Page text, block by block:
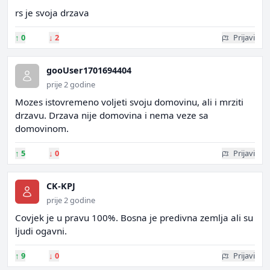
rs je svoja drzava
↑ 0 ↓ 2 Prijavi
gooUser1701694404
prije 2 godine
Mozes istovremeno voljeti svoju domovinu, ali i mrziti
drzavu. Drzava nije domovina i nema veze sa
domovinom.
↑ 5 ↓ 0 Prijavi
CK-KPJ
prije 2 godine
Covjek je u pravu 100%. Bosna je predivna zemlja ali su
ljudi ogavni.
↑ 9 ↓ 0 Prijavi